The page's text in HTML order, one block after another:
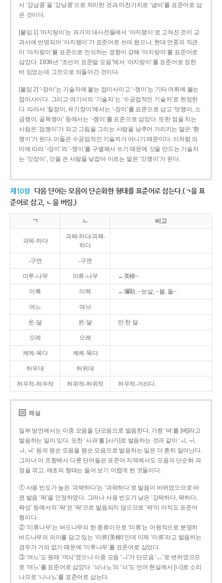
서 ‘강남콩’을 ‘강낭콩’으로 처리한 것과 마찬가지로 ‘냄비’를 표준어로 삼
은 것이다.
[붙임 1] ‘아지랑이’는 과거의 대사전들에서 ‘아지랭이’로 고쳐진 것이 교
과서에 반영되어 ‘아지랭이’가 표준어로 쓰여 왔으나, 현대 언중의 직관
이 ‘아지랑이’를 표준으로 인식하는 경향이 강해 ‘아지랑이’를 표준어로
삼았다. 1936년 “조선어 표준말 모음”에서 ‘아지랑이’를 표준어로 정한
바 있었는데 그것으로 되돌아간 것이다.
[붙임 2] ‘-장이’는 기술자에 붙는 접미사이고 ‘-쟁이’는 기타 어휘에 붙는
접미사이다. 그리고 여기서의 ‘기술자’는 ‘수공업적인 기술자’로 한정한
다. 따라서 ‘칠장이, 유기장이’에서는 ‘-장이’를 표준으로 삼고 ‘멋쟁이, 소
금쟁이, 골목쟁이’ 등에서는 ‘-쟁이’를 표준으로 삼았다. 또한 점을 치는
사람은 ‘점쟁이’가 되고 그림을 그리는 사람을 낮추어 가리키는 말은 ‘환
쟁이’가 된다. 이들은 수공업적인 기술자가 아니기 때문이다. 이처럼 의
미에 따라 ‘-장이’와 ‘-쟁이’를 구별해서 쓰기 때문에 갓을 만드는 기술자
는 ‘갓장이’, 갓을 쓴 사람을 낮잡아 이르는 말은 ‘갓쟁이’가 된다.
제10항 다음 단어는 모음이 단순화한 형태를 표준어로 삼는다.(ㄱ을 표
준어로 삼고, ㄴ을 버림.)
ㄱ ㄴ 비고
괴팍-하다
괴퍅-하다/괴팩-
하다
-구먼 -구면
미루-나무 미류-나무 ←美柳~.
미륵 미력 ←彌勒. ~보살, ~불, 돌~.
여느 여늬
온-달 왼-달 만 한 달.
으레 으례
케케-묵다 켸켸-묵다
허우대 허위대
허우적-허우적 허위적-허위적 허우적-거리다.
해설
일부 방언에서는 이중 모음을 단모음으로 발음한다. 가령 ‘벼’를 [베]라고
발음하는 일이 있다. 또한 ‘사과’를 [사가]로 발음하는 것과 같이 ‘ㅚ, ㅟ,
ㅘ, ㅝ’ 등의 원순 모음을 평순 모음으로 발음하는 일은 더 흔히 일어난다.
그러나 이 조항에서 다룬 단어들은 표준어 지역에서도 모음의 단순화 과
정을 겪고, 애초의 형태는 들어 보기 어렵게 된 것들이다.
① 사용 빈도가 높은 ‘괴퍅하다’는 ‘괴팍하다’로 발음이 바뀌었으므로 바
뀐 발음 ‘팍’을 인정하였다. 그러나 사용 빈도가 낮은 ‘강퍅하다, 퍅하다,
퍅성’ 등에서의 ‘퍅’은 ‘팍’으로 발음되지 않으므로 ‘퍅’이 아직도 표준어
형이다.
② ‘미류나무’는 버드나무의 한 종류이므로 ‘미류’는 어원적으로 분명히
버드나무의 의미를 담고 있는 ‘미류(美柳)’인데 이제 ‘미류’라고 발음하는
경우가 거의 없기 때문에 ‘미루나무’를 표준어로 삼았다.
③ ‘여느’도 원래 ‘여늬’였으나 이중 모음 ‘ㅢ’가 단모음 ‘ㅡ’로 변하였으므
로 ‘여느’를 표준어로 삼았다. ‘늬나노’의 ‘늬’도 언어 현실에서 [니]로 소리
나므로 ‘니나노’를 표준어로 삼는다.